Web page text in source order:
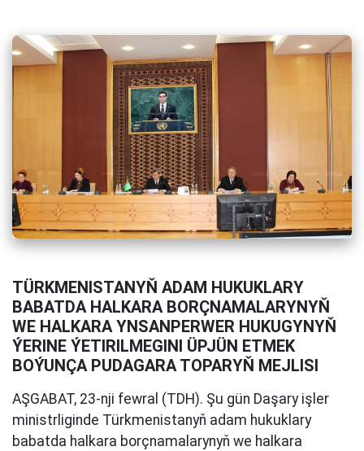
TÜRKMENISTANYŇ ADAM HUKUKLARY
BABATDA HALKARA BORÇNAMALARYNYŇ
WE HALKARA YNSANPERWER HUKUGYNYŇ
ÝERINE ÝETIRILMEGINI ÜPJÜN ETMEK
BOÝUNÇA PUDAGARA TOPARYŇ MEJLISI
AŞGABAT, 23-nji fewral (TDH). Şu gün Daşary işler
ministrliginde Türkmenistanyň adam hukuklary
babatda halkara borçnamalarynyň we halkara